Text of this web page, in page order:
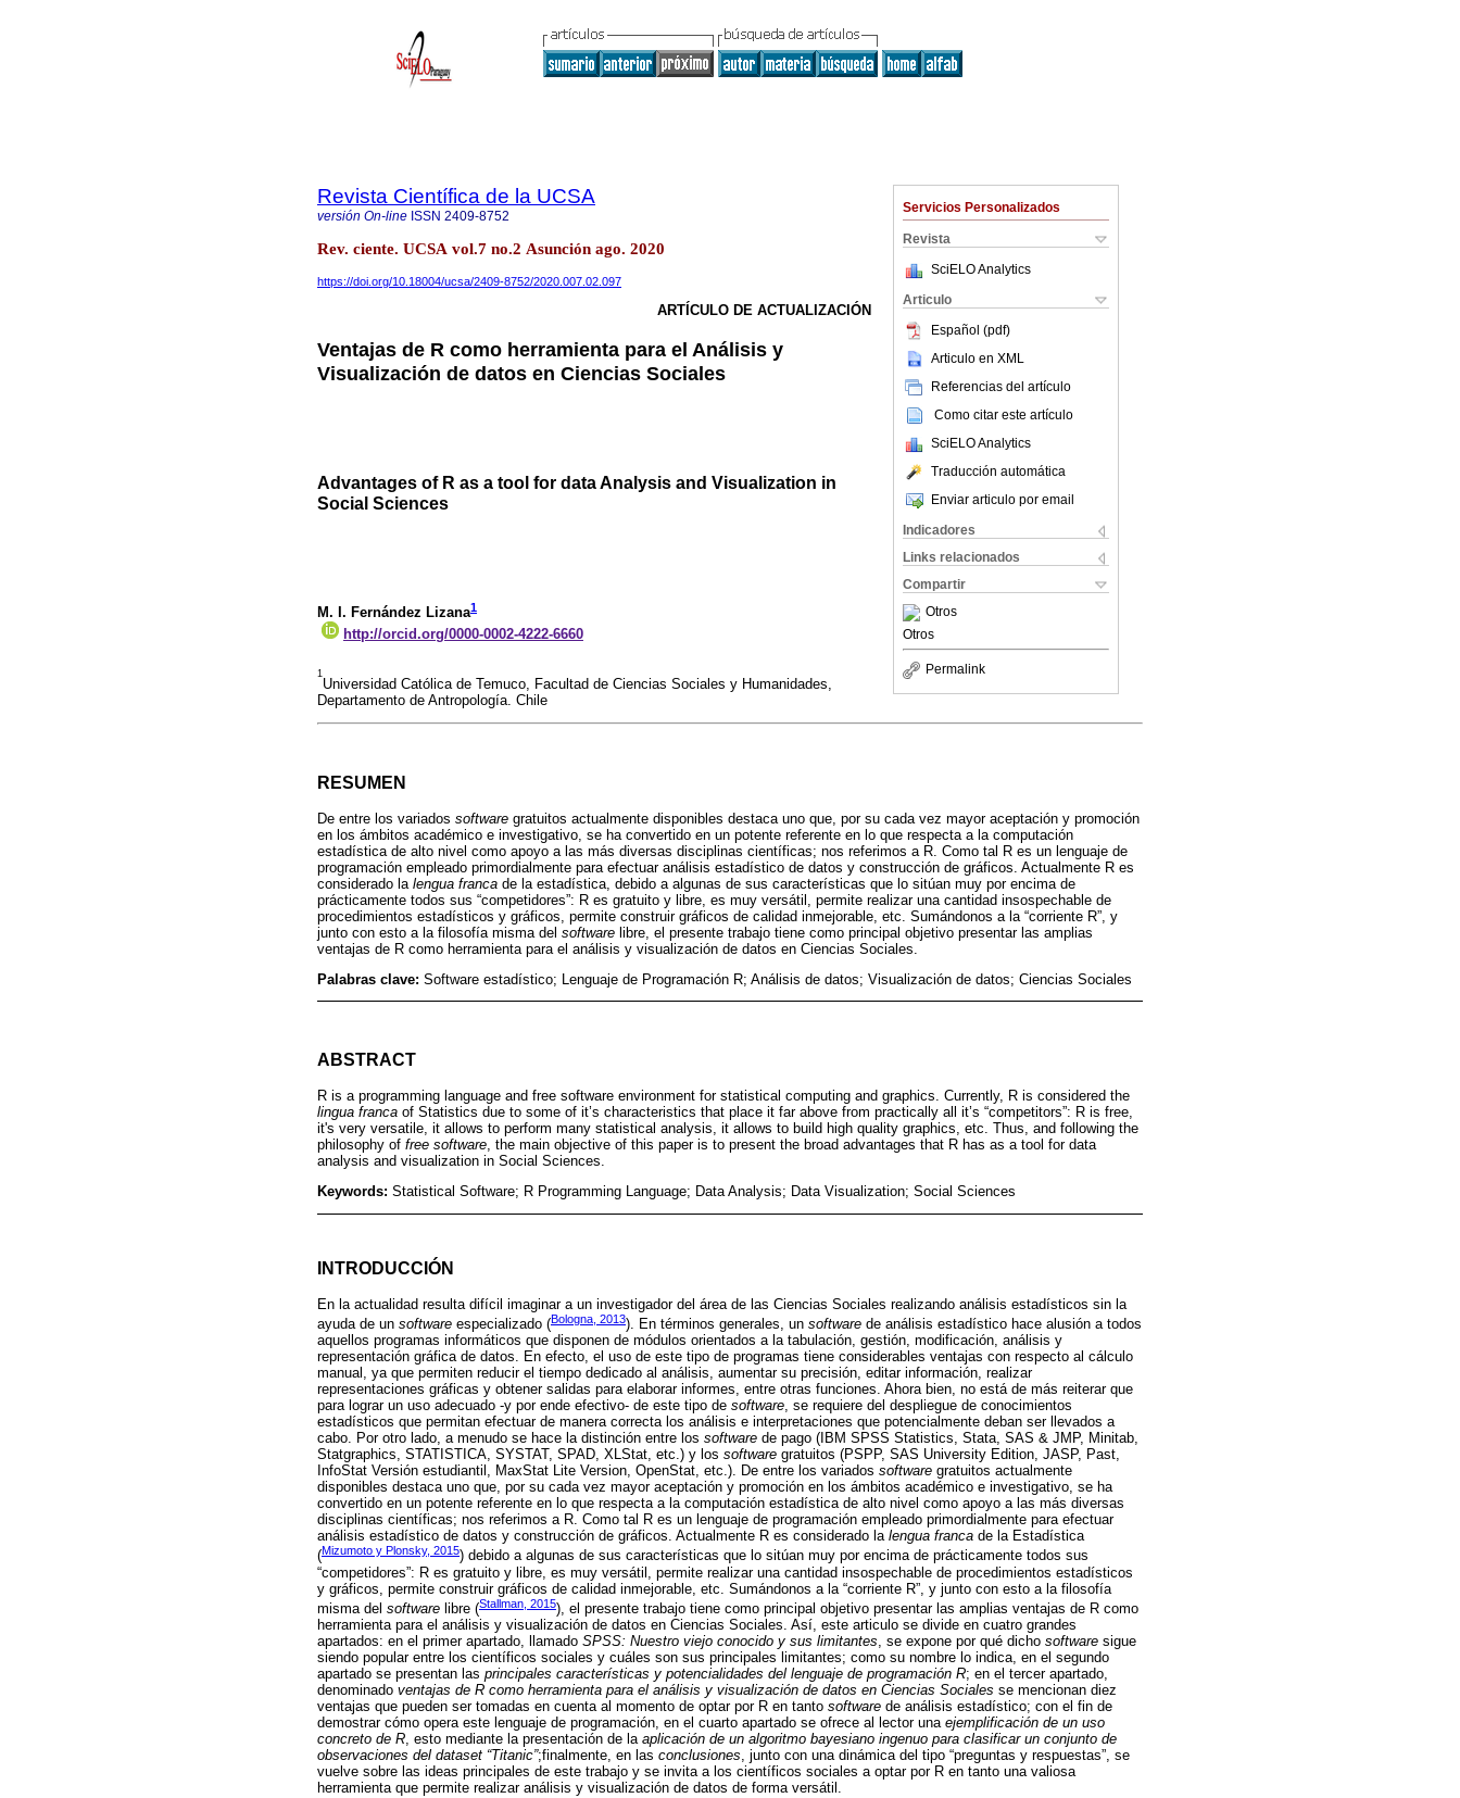
Servicios Personalizados
Revista
SciELO Analytics
Articulo
Español (pdf)
Articulo en XML
Referencias del artículo
Como citar este artículo
SciELO Analytics
Traducción automática
Enviar articulo por email
Indicadores
Links relacionados
Compartir
Otros
Otros
Permalink
Revista Científica de la UCSA
versión On-line ISSN 2409-8752
Rev. ciente. UCSA vol.7 no.2 Asunción ago. 2020
https://doi.org/10.18004/ucsa/2409-8752/2020.007.02.097
ARTÍCULO DE ACTUALIZACIÓN
Ventajas de R como herramienta para el Análisis y
Visualización de datos en Ciencias Sociales
Advantages of R as a tool for data Analysis and Visualization in
Social Sciences
M. I. Fernández Lizana1
http://orcid.org/0000-0002-4222-6660
1
Universidad Católica de Temuco, Facultad de Ciencias Sociales y Humanidades,
Departamento de Antropología. Chile
RESUMEN
De entre los variados software gratuitos actualmente disponibles destaca uno que, por su cada vez mayor aceptación y promoción
en los ámbitos académico e investigativo, se ha convertido en un potente referente en lo que respecta a la computación
estadística de alto nivel como apoyo a las más diversas disciplinas científicas; nos referimos a R. Como tal R es un lenguaje de
programación empleado primordialmente para efectuar análisis estadístico de datos y construcción de gráficos. Actualmente R es
considerado la lengua franca de la estadística, debido a algunas de sus características que lo sitúan muy por encima de
prácticamente todos sus “competidores”: R es gratuito y libre, es muy versátil, permite realizar una cantidad insospechable de
procedimientos estadísticos y gráficos, permite construir gráficos de calidad inmejorable, etc. Sumándonos a la “corriente R”, y
junto con esto a la filosofía misma del software libre, el presente trabajo tiene como principal objetivo presentar las amplias
ventajas de R como herramienta para el análisis y visualización de datos en Ciencias Sociales.
Palabras clave: Software estadístico; Lenguaje de Programación R; Análisis de datos; Visualización de datos; Ciencias Sociales
ABSTRACT
R is a programming language and free software environment for statistical computing and graphics. Currently, R is considered the
lingua franca of Statistics due to some of it’s characteristics that place it far above from practically all it’s “competitors”: R is free,
it's very versatile, it allows to perform many statistical analysis, it allows to build high quality graphics, etc. Thus, and following the
philosophy of free software, the main objective of this paper is to present the broad advantages that R has as a tool for data
analysis and visualization in Social Sciences.
Keywords: Statistical Software; R Programming Language; Data Analysis; Data Visualization; Social Sciences
INTRODUCCIÓN
En la actualidad resulta difícil imaginar a un investigador del área de las Ciencias Sociales realizando análisis estadísticos sin la
ayuda de un software especializado (Bologna, 2013). En términos generales, un software de análisis estadístico hace alusión a todos
aquellos programas informáticos que disponen de módulos orientados a la tabulación, gestión, modificación, análisis y
representación gráfica de datos. En efecto, el uso de este tipo de programas tiene considerables ventajas con respecto al cálculo
manual, ya que permiten reducir el tiempo dedicado al análisis, aumentar su precisión, editar información, realizar
representaciones gráficas y obtener salidas para elaborar informes, entre otras funciones. Ahora bien, no está de más reiterar que
para lograr un uso adecuado -y por ende efectivo- de este tipo de software, se requiere del despliegue de conocimientos
estadísticos que permitan efectuar de manera correcta los análisis e interpretaciones que potencialmente deban ser llevados a
cabo. Por otro lado, a menudo se hace la distinción entre los software de pago (IBM SPSS Statistics, Stata, SAS & JMP, Minitab,
Statgraphics, STATISTICA, SYSTAT, SPAD, XLStat, etc.) y los software gratuitos (PSPP, SAS University Edition, JASP, Past,
InfoStat Versión estudiantil, MaxStat Lite Version, OpenStat, etc.). De entre los variados software gratuitos actualmente
disponibles destaca uno que, por su cada vez mayor aceptación y promoción en los ámbitos académico e investigativo, se ha
convertido en un potente referente en lo que respecta a la computación estadística de alto nivel como apoyo a las más diversas
disciplinas científicas; nos referimos a R. Como tal R es un lenguaje de programación empleado primordialmente para efectuar
análisis estadístico de datos y construcción de gráficos. Actualmente R es considerado la lengua franca de la Estadística
(Mizumoto y Plonsky, 2015) debido a algunas de sus características que lo sitúan muy por encima de prácticamente todos sus
“competidores”: R es gratuito y libre, es muy versátil, permite realizar una cantidad insospechable de procedimientos estadísticos
y gráficos, permite construir gráficos de calidad inmejorable, etc. Sumándonos a la “corriente R”, y junto con esto a la filosofía
misma del software libre (Stallman, 2015), el presente trabajo tiene como principal objetivo presentar las amplias ventajas de R como
herramienta para el análisis y visualización de datos en Ciencias Sociales. Así, este articulo se divide en cuatro grandes
apartados: en el primer apartado, llamado SPSS: Nuestro viejo conocido y sus limitantes, se expone por qué dicho software sigue
siendo popular entre los científicos sociales y cuáles son sus principales limitantes; como su nombre lo indica, en el segundo
apartado se presentan las principales características y potencialidades del lenguaje de programación R; en el tercer apartado,
denominado ventajas de R como herramienta para el análisis y visualización de datos en Ciencias Sociales se mencionan diez
ventajas que pueden ser tomadas en cuenta al momento de optar por R en tanto software de análisis estadístico; con el fin de
demostrar cómo opera este lenguaje de programación, en el cuarto apartado se ofrece al lector una ejemplificación de un uso
concreto de R, esto mediante la presentación de la aplicación de un algoritmo bayesiano ingenuo para clasificar un conjunto de
observaciones del dataset “Titanic”;finalmente, en las conclusiones, junto con una dinámica del tipo “preguntas y respuestas”, se
vuelve sobre las ideas principales de este trabajo y se invita a los científicos sociales a optar por R en tanto una valiosa
herramienta que permite realizar análisis y visualización de datos de forma versátil.